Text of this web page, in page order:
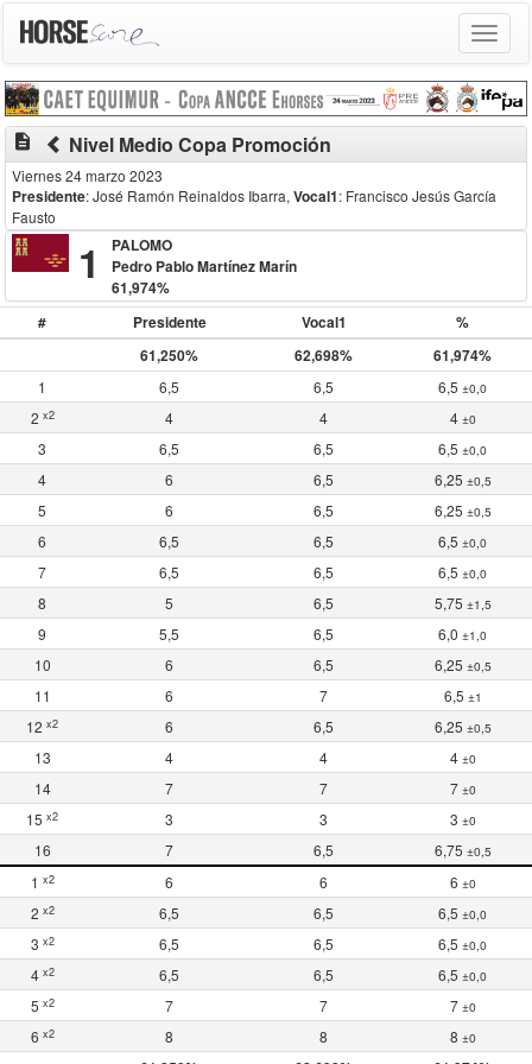
Toggle
description Nivel Medio Copa Promoción
Viernes 24 marzo 2023
Presidente: José Ramón Reinaldos Ibarra, Vocal1: Francisco Jesús García
Fausto
1
PALOMO
Pedro Pablo Martínez Marín
61,974%
#
Presidente Vocal1
%
61,250%
62,698% 61,974%
1 6,5 6,5 6,5 ±0,0
2 x2 4 4 4 ±0
3 6,5 6,5 6,5 ±0,0
4 6 6,5 6,25 ±0,5
5 6 6,5 6,25 ±0,5
6 6,5 6,5 6,5 ±0,0
7 6,5 6,5 6,5 ±0,0
8 5 6,5 5,75 ±1,5
9 5,5 6,5 6,0 ±1,0
10 6 6,5 6,25 ±0,5
11 6 7 6,5 ±1
12 x2 6 6,5 6,25 ±0,5
13 4 4 4 ±0
14 7 7 7 ±0
15 x2 3 3 3 ±0
16 7 6,5 6,75 ±0,5
1 x2 6 6 6 ±0
2 x2 6,5 6,5 6,5 ±0,0
3 x2 6,5 6,5 6,5 ±0,0
4 x2 6,5 6,5 6,5 ±0,0
5 x2 7 7 7 ±0
6 x2 8 8 8 ±0